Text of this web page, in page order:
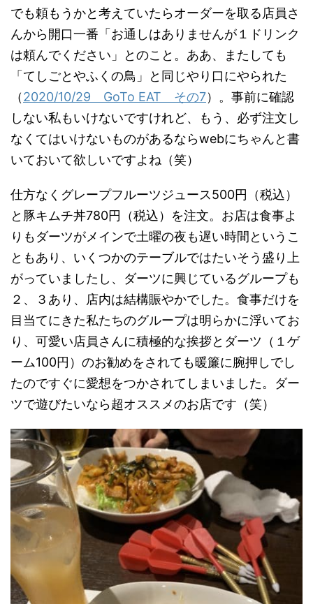
でも頼もうかと考えていたらオーダーを取る店員さ
んから開口一番「お通しはありませんが１ドリンク
は頼んでください」とのこと。ああ、またしても
「てしごとやふくの鳥」と同じやり口にやられた
（2020/10/29 GoTo EAT その7）。事前に確認
しない私もいけないですけれど、もう、必ず注文し
なくてはいけないものがあるならwebにちゃんと書
いておいて欲しいですよね（笑）
仕方なくグレープフルーツジュース500円（税込）
と豚キムチ丼780円（税込）を注文。お店は食事よ
りもダーツがメインで土曜の夜も遅い時間というこ
ともあり、いくつかのテーブルではたいそう盛り上
がっていましたし、ダーツに興じているグループも
２、３あり、店内は結構賑やかでした。食事だけを
目当てにきた私たちのグループは明らかに浮いてお
り、可愛い店員さんに積極的な挨拶とダーツ（１ゲ
ーム100円）のお勧めをされても暖簾に腕押しでし
たのですぐに愛想をつかされてしまいました。ダー
ツで遊びたいなら超オススメのお店です（笑）